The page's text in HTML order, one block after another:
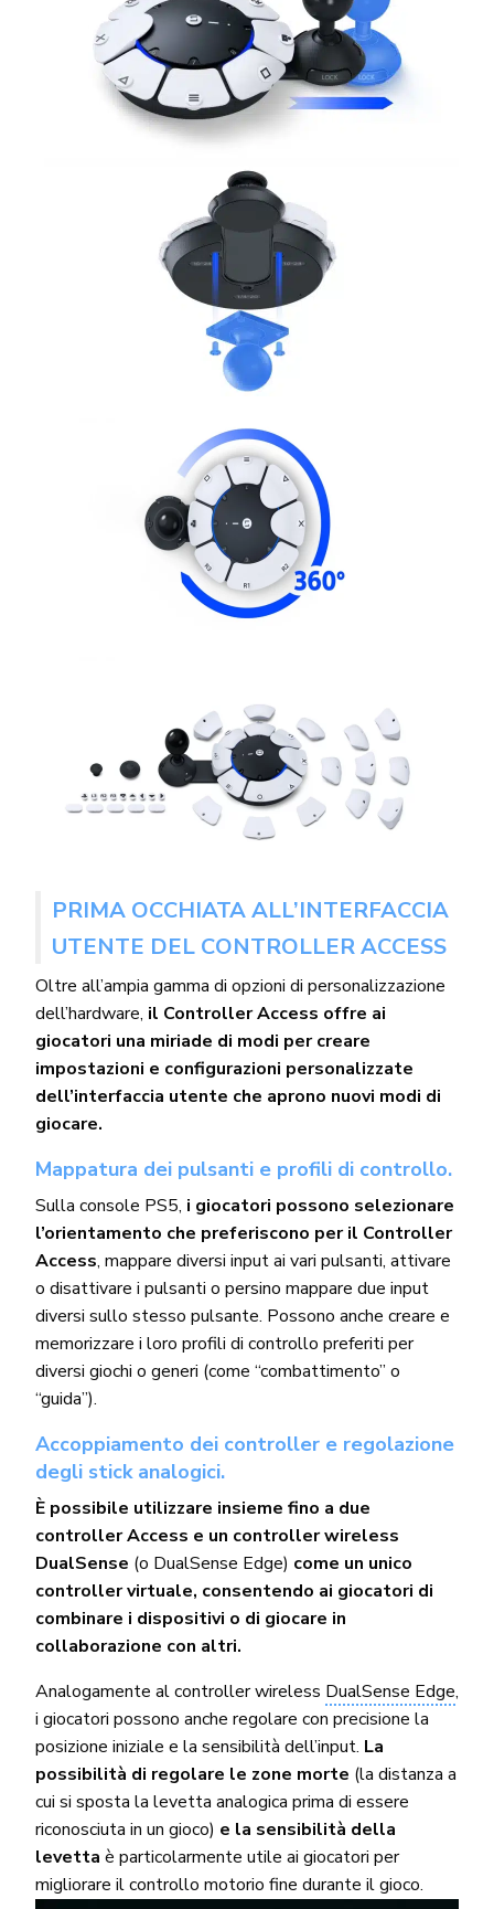
PRIMA OCCHIATA ALL’INTERFACCIA
UTENTE DEL CONTROLLER ACCESS
Oltre all’ampia gamma di opzioni di personalizzazione
dell’hardware, il Controller Access offre ai
giocatori una miriade di modi per creare
impostazioni e configurazioni personalizzate
dell’interfaccia utente che aprono nuovi modi di
giocare.
Mappatura dei pulsanti e profili di controllo.
Sulla console PS5, i giocatori possono selezionare
l’orientamento che preferiscono per il Controller
Access, mappare diversi input ai vari pulsanti, attivare
o disattivare i pulsanti o persino mappare due input
diversi sullo stesso pulsante. Possono anche creare e
memorizzare i loro profili di controllo preferiti per
diversi giochi o generi (come “combattimento” o
“guida”).
Accoppiamento dei controller e regolazione
degli stick analogici.
È possibile utilizzare insieme fino a due
controller Access e un controller wireless
DualSense (o DualSense Edge) come un unico
controller virtuale, consentendo ai giocatori di
combinare i dispositivi o di giocare in
collaborazione con altri.
Analogamente al controller wireless DualSense Edge,
i giocatori possono anche regolare con precisione la
posizione iniziale e la sensibilità dell’input. La
possibilità di regolare le zone morte (la distanza a
cui si sposta la levetta analogica prima di essere
riconosciuta in un gioco) e la sensibilità della
levetta è particolarmente utile ai giocatori per
migliorare il controllo motorio fine durante il gioco.